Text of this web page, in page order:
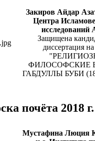
Закиров Айдар
Центра
Защищена
диссертация
ФИЛОСОФСКИЕ
ГАБДУЛЛЫ БУБИ
почёта 2018 г.
Мустафина Люция